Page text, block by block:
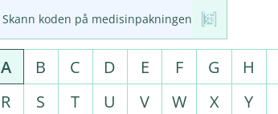
Skann koden på medisinpakningen
A B C D E F G H
R
S T U V W X Y